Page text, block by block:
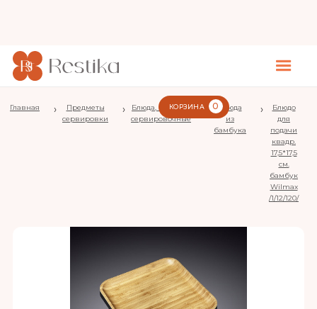
КОРЗИНА 0
Главная ›
Предметы
сервировки
›
Блюда, подносы
сервировочные
Блюда
из
бамбука
›
Блюдо
для
подачи
квадр.
17,5*17,5
см.
бамбук
Wilmax
/1/12/120/